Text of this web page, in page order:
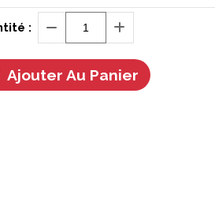
:
Ajouter Au Panier